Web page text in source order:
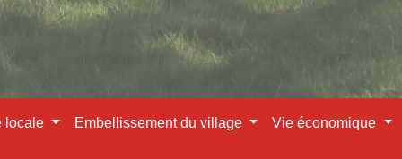
locale Embellissement du village Vie économique